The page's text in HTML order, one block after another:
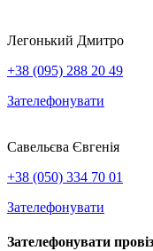
Легонький Дмитро
+38 (095) 288 20 49
Зателефонувати
Савельєва Євгенія
+38 (050) 334 70 01
Зателефонувати
Зателефонувати